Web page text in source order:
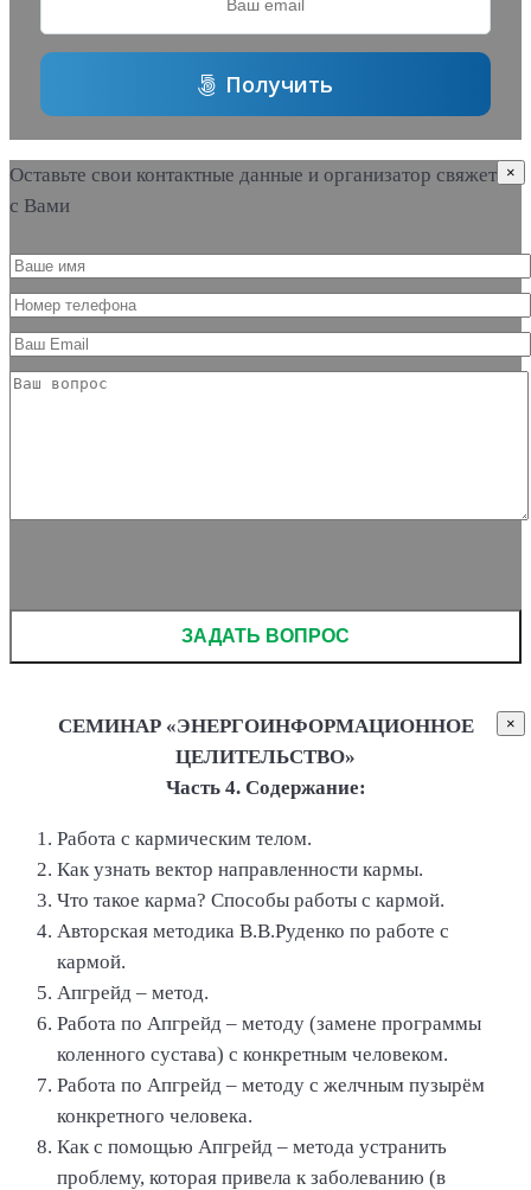
Получить
×
Оставьте свои контактные данные и организатор свяжется
с Вами
×
СЕМИНАР «ЭНЕРГОИНФОРМАЦИОННОЕ
ЦЕЛИТЕЛЬСТВО»
Часть 4. Содержание:
Работа с кармическим телом.
Как узнать вектор направленности кармы.
Что такое карма? Способы работы с кармой.
Авторская методика В.В.Руденко по работе с
кармой.
Апгрейд – метод.
Работа по Апгрейд – методу (замене программы
коленного сустава) с конкретным человеком.
Работа по Апгрейд – методу с желчным пузырём
конкретного человека.
Как с помощью Апгрейд – метода устранить
проблему, которая привела к заболеванию (в